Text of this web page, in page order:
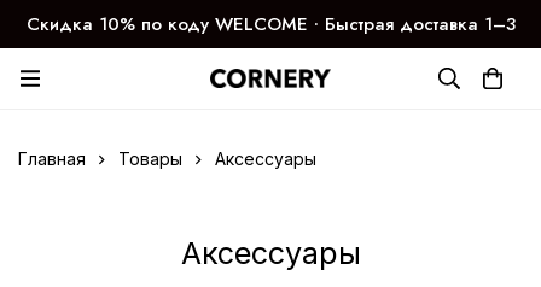
Скидка 10% по коду WELCOME ∙ Быстрая доставка 1–3
дня
Главная Товары Аксессуары
Аксессуары